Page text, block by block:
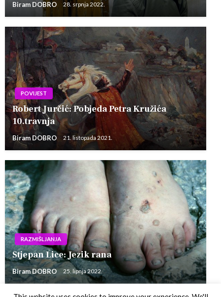
Biram DOBRO 28. srpnja 2022.
POVIJEST
Robert Jurčić: Pobjeda Petra Kružića
10.travnja
Biram DOBRO 21. listopada 2021.
RAZMIŠLJANJA
Stjepan Lice: Jezik rana
Biram DOBRO 25. lipnja 2022.